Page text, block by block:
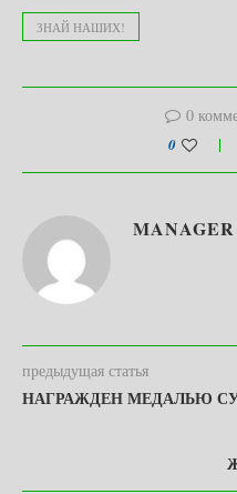
ЗНАЙ НАШИХ!
0
0
MANAGER
предыдущая статья
НАГРАЖДЕН МЕДАЛЬЮ